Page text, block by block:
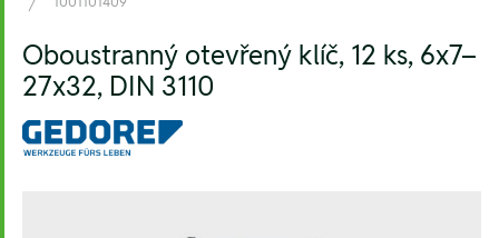
Oboustranný otevřený klíč, 12 ks, 6x7–
27x32, DIN 3110